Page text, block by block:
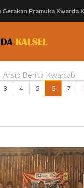
Pramuka Kwarda
Arsip Berita Kwarcab
3 4 5 6 7